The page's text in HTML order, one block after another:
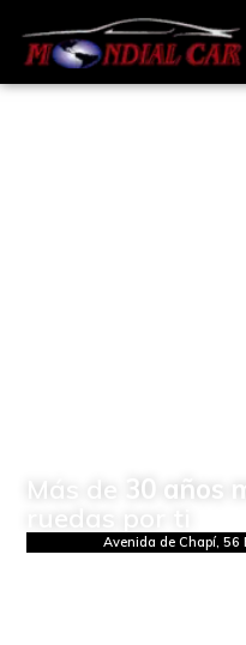
Más de 30 años
ruedas por ti
Avenida de Chapí, 56